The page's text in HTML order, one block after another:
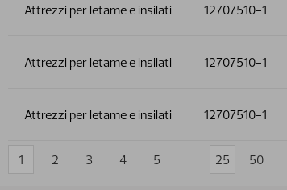
Attrezzi per letame e insilati 12707510-1
Attrezzi per letame e insilati 12707510-1
Attrezzi per letame e insilati 12707510-1
1 2 3 4 5 25 50